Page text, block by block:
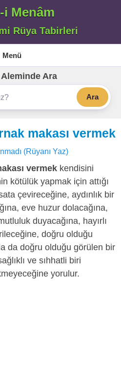
i Menâm
Rüya Tabirleri
Menü
Ara
Ara
makası vermek
(Rüyanı Yaz)
vermek kendisini
kötülük yapmak için attığı
çevireceğine, aydınlık bir
eve huzur dolacağına,
duyacağına, hayırlı
doğru olduğu
da doğru olduğu görülen bir
ve sıhhatli biri
yorulur.